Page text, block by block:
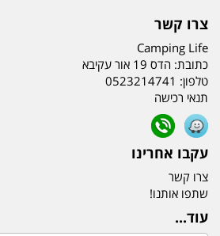
צרו קשר
Camping Life
כתובת: הדס 19 אור עקיבא
טלפון: 0523214741
תנאי רכישה
עקבו אחרינו
צרו קשר
שתפו אותנו!
עוד...